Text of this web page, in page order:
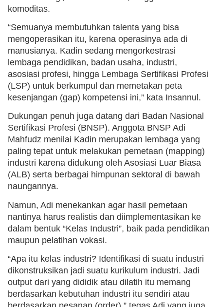
komoditas.
“Semuanya membutuhkan talenta yang bisa
mengoperasikan itu, karena operasinya ada di
manusianya. Kadin sedang mengorkestrasi
lembaga pendidikan, badan usaha, industri,
asosiasi profesi, hingga Lembaga Sertifikasi Profesi
(LSP) untuk berkumpul dan memetakan peta
kesenjangan (gap) kompetensi ini,” kata Insannul.
Dukungan penuh juga datang dari Badan Nasional
Sertifikasi Profesi (BNSP). Anggota BNSP Adi
Mahfudz menilai Kadin merupakan lembaga yang
paling tepat untuk melakukan pemetaan (mapping)
industri karena didukung oleh Asosiasi Luar Biasa
(ALB) serta berbagai himpunan sektoral di bawah
naungannya.
Namun, Adi menekankan agar hasil pemetaan
nantinya harus realistis dan diimplementasikan ke
dalam bentuk “Kelas Industri”, baik pada pendidikan
maupun pelatihan vokasi.
“Apa itu kelas industri? Identifikasi di suatu industri
dikonstruksikan jadi suatu kurikulum industri. Jadi
output dari yang dididik atau dilatih itu memang
berdasarkan kebutuhan industri itu sendiri atau